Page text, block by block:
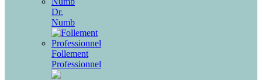
Dr.
Numb
Follement
Professionnel